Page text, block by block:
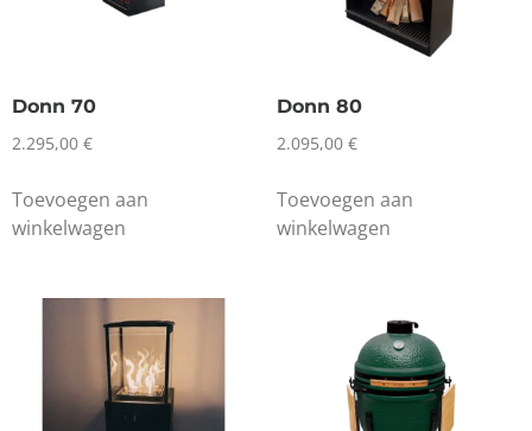
Donn 70
2.295,00 €
Toevoegen aan
winkelwagen
Donn 80
2.095,00 €
Toevoegen aan
winkelwagen